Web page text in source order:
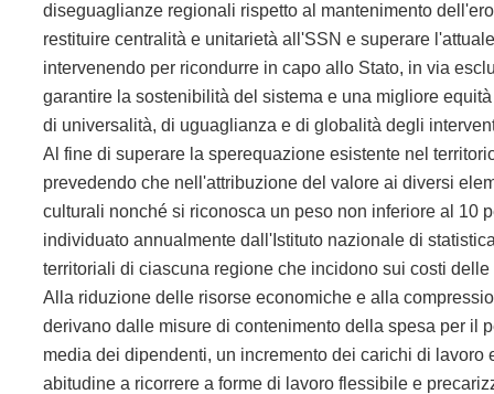
diseguaglianze regionali rispetto al mantenimento
restituire centralità e unitarietà all'SSN e superare
intervenendo per ricondurre in capo allo Stato, in via
garantire la sostenibilità del sistema e una migliore
di universalità, di uguaglianza e di globalità degli
Al fine di superare la sperequazione esistente nel
prevedendo che nell'attribuzione del valore ai diversi
culturali nonché si riconosca un peso non inferiore al 10
individuato annualmente dall'Istituto nazionale di
territoriali di ciascuna regione che incidono sui costi
Alla riduzione delle risorse economiche e alla
derivano dalle misure di contenimento della spesa per il
media dei dipendenti, un incremento dei carichi di
abitudine a ricorrere a forme di lavoro flessibile e